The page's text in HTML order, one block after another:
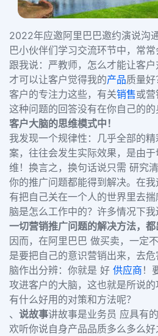
2022年应邀阿里巴巴邀约演说沟
巴小伙伴们学习交流环节中， 常
跟我说：严教师，怎么才能让客
才可以让客户觉得我的产品质量
客户的专注力这些，有关销售或营
这种问题的回答没有在你自己的
客户大脑的思维模式中！
我发现一个规律性：几乎全部的
案，往往会发生实际效果，是由
维！换言之，换句话说只需 研究
你的推广问题都能得到解决。在
有把自己关在一个人的世界里去
脑是怎么工作中的？许多情况下我
一切营销推广问题的解决方法，都
因而，在阿里巴巴 做买卖，一定
是要把自己的意识营销出来，去
脑作出分辨：你就是 好 供应商 ！
攻进客户的大脑，这也就是所说
有什么好用的对策和方法呢？
、 说故事讲故事是业务员 应具有
欢听你说自身产品品质多么多么